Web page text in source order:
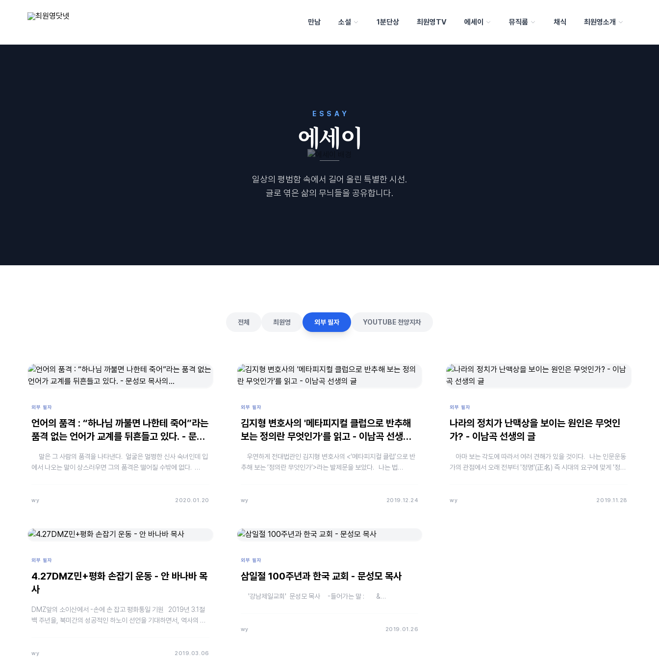
만남 소설 1분단상 최원영TV 에세이 뮤직룸 채식 최원영소개
ESSAY
에세이
일상의 평범함 속에서 길어 올린 특별한 시선.
글로 엮은 삶의 무늬들을 공유합니다.
전체 최원영 외부 필자 YOUTUBE 천양지차
외부 필자
언어의 품격 : “하나님 까불면 나한테 죽어”라는
품격 없는 언어가 교계를 뒤흔들고 있다. - 문성
에서 나오는 말이 상스러우면 그의 품격은 떨어질 수밖에 없다. …
wy 2020.01.20
외부 필자
김지형 변호사의 '메타피지컬 클럽으로 반추해
보는 정의란 무엇인가'를 읽고 - 이남곡 선생의
추해 보는 ‘정의란 무엇인가’>라는 발제문을 보았다. 나는 법…
wy 2019.12.24
외부 필자
나라의 정치가 난맥상을 보이는 원인은 무엇인
가? - 이남곡 선생의 글
아마 보는 각도에 따라서 여러 견해가 있을 것이다. 나는 인문운동
가의 관점에서 오래 전부터 '정명'(正名) 즉 시대의 요구에 맞게 '정체
wy 2019.11.28
외부 필자
4.27DMZ민+평화 손잡기 운동 - 안 바나바 목
사
DMZ앞의 소이산에서 -손에 손 잡고 평화통일 기원 2019년 3.1절
백 주년을, 북미간의 성공적인 하노이 선언을 기대하면서, 역사의 한
wy 2019.03.06
외부 필자
삼일절 100주년과 한국 교회 - 문성모 목사
'강남제일교회' 문성모 목사 -들어가는 말 : &…
wy 2019.01.26